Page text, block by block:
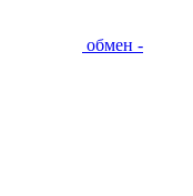
обмен -